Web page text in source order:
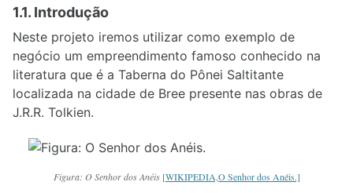
1.1. Introdução
Neste projeto iremos utilizar como exemplo de
negócio um empreendimento famoso conhecido na
literatura que é a Taberna do Pônei Saltitante
localizada na cidade de Bree presente nas obras de
J.R.R. Tolkien.
Figura: O Senhor dos Anéis [WIKIPEDIA,O Senhor dos Anéis.]